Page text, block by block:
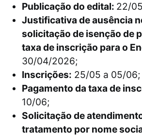
Publicação do edital: 22/
Justificativa de ausência
solicitação de isenção de
taxa de inscrição para o
30/04/2026;
Inscrições: 25/05 a 05/06;
Pagamento da taxa de
10/06;
Solicitação de
tratamento por nome